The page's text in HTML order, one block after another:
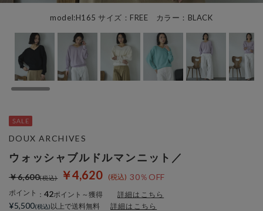
model:H165 サイズ：FREE カラー：BLACK
ウォッシャブルドルマンニット／
￥4,620 30％OFF
￥6,600
ポイント ： 42ポイント～獲得 詳細はこちら
DOUX ARCHIVES
¥5,500 以上で送料無料 詳細はこちら